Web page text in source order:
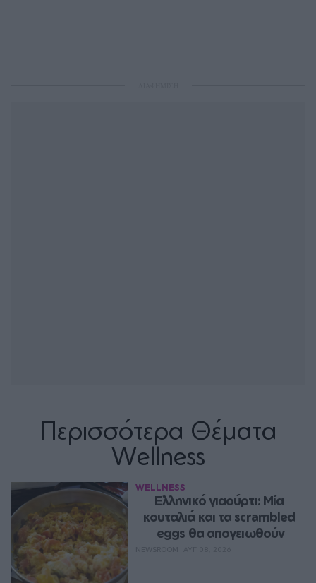
Περισσότερα Θέματα
Wellness
WELLNESS
Ελληνικό γιαούρτι: Μία
κουταλιά και τα scrambled
eggs θα απογειωθούν